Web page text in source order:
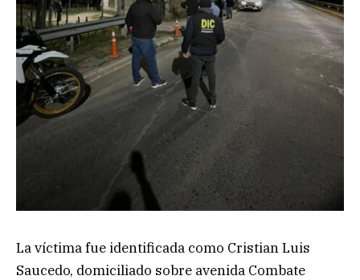
La víctima fue identificada como Cristian Luis
Saucedo, domiciliado sobre avenida Combate